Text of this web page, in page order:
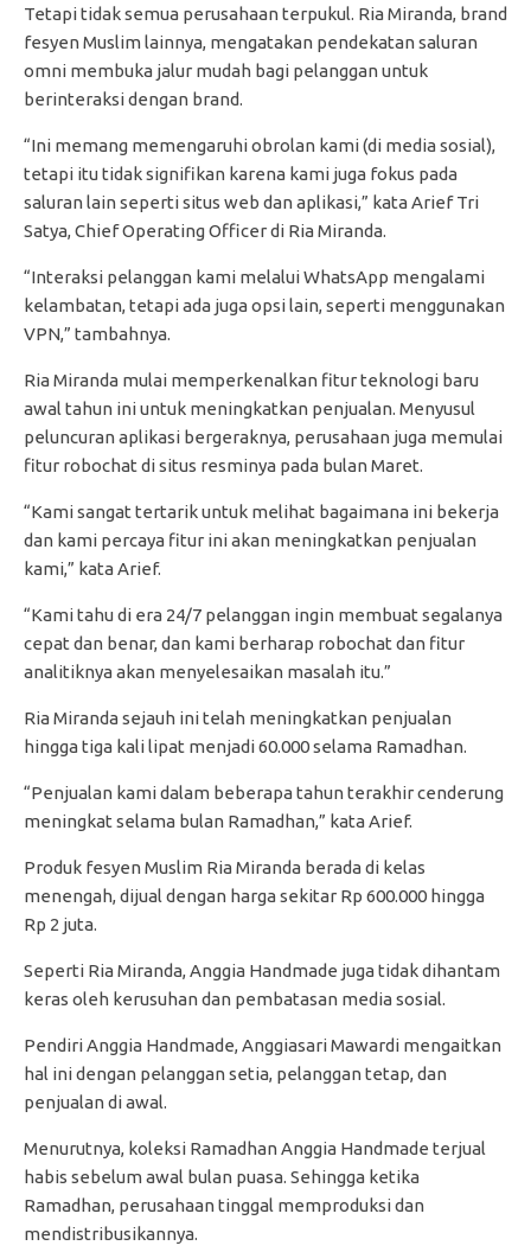
Tetapi tidak semua perusahaan terpukul. Ria Miranda, brand
fesyen Muslim lainnya, mengatakan pendekatan saluran
omni membuka jalur mudah bagi pelanggan untuk
berinteraksi dengan brand.
“Ini memang memengaruhi obrolan kami (di media sosial),
tetapi itu tidak signifikan karena kami juga fokus pada
saluran lain seperti situs web dan aplikasi,” kata Arief Tri
Satya, Chief Operating Officer di Ria Miranda.
“Interaksi pelanggan kami melalui WhatsApp mengalami
kelambatan, tetapi ada juga opsi lain, seperti menggunakan
VPN,” tambahnya.
Ria Miranda mulai memperkenalkan fitur teknologi baru
awal tahun ini untuk meningkatkan penjualan. Menyusul
peluncuran aplikasi bergeraknya, perusahaan juga memulai
fitur robochat di situs resminya pada bulan Maret.
“Kami sangat tertarik untuk melihat bagaimana ini bekerja
dan kami percaya fitur ini akan meningkatkan penjualan
kami,” kata Arief.
“Kami tahu di era 24/7 pelanggan ingin membuat segalanya
cepat dan benar, dan kami berharap robochat dan fitur
analitiknya akan menyelesaikan masalah itu.”
Ria Miranda sejauh ini telah meningkatkan penjualan
hingga tiga kali lipat menjadi 60.000 selama Ramadhan.
“Penjualan kami dalam beberapa tahun terakhir cenderung
meningkat selama bulan Ramadhan,” kata Arief.
Produk fesyen Muslim Ria Miranda berada di kelas
menengah, dijual dengan harga sekitar Rp 600.000 hingga
Rp 2 juta.
Seperti Ria Miranda, Anggia Handmade juga tidak dihantam
keras oleh kerusuhan dan pembatasan media sosial.
Pendiri Anggia Handmade, Anggiasari Mawardi mengaitkan
hal ini dengan pelanggan setia, pelanggan tetap, dan
penjualan di awal.
Menurutnya, koleksi Ramadhan Anggia Handmade terjual
habis sebelum awal bulan puasa. Sehingga ketika
Ramadhan, perusahaan tinggal memproduksi dan
mendistribusikannya.